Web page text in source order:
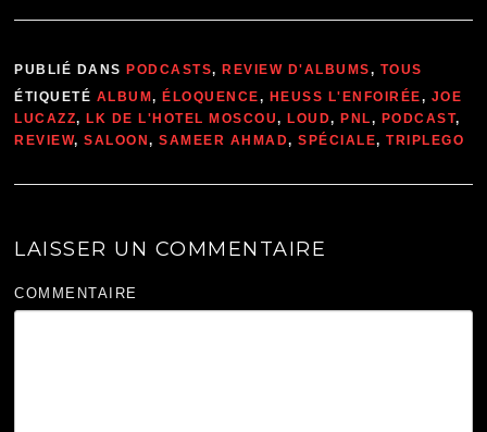
PUBLIÉ DANS PODCASTS, REVIEW D'ALBUMS, TOUS
ÉTIQUETÉ ALBUM, ÉLOQUENCE, HEUSS L'ENFOIRÉE, JOE
LUCAZZ, LK DE L'HOTEL MOSCOU, LOUD, PNL, PODCAST,
REVIEW,SALOON,SAMEER AHMAD,SPÉCIALE,TRIPLEGO
LAISSER UN COMMENTAIRE
COMMENTAIRE